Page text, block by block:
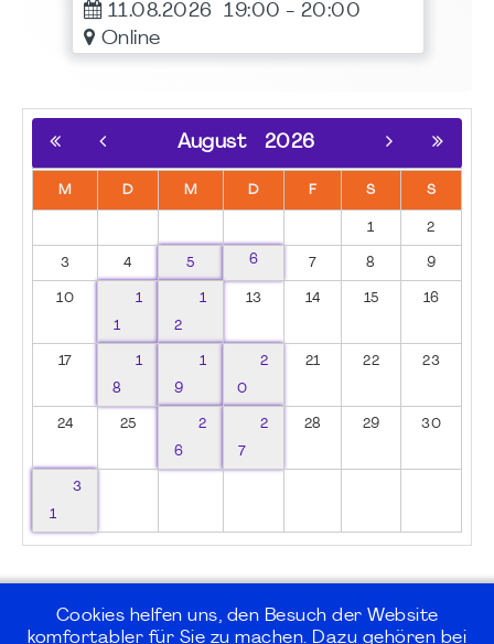
11.08.2026 19:00 - 20:00
Online
August 2026
M D M D F S S
1 2
3 4 5 6 7 8 9
10
1
1
1
2
13 14 15 16
17
1
8
1
9
2
0
21 22 23
24 25
2
6
2
7
28 29 30
3
1
Cookies helfen uns, den Besuch der Website
komfortabler für Sie zu machen. Dazu gehören bei